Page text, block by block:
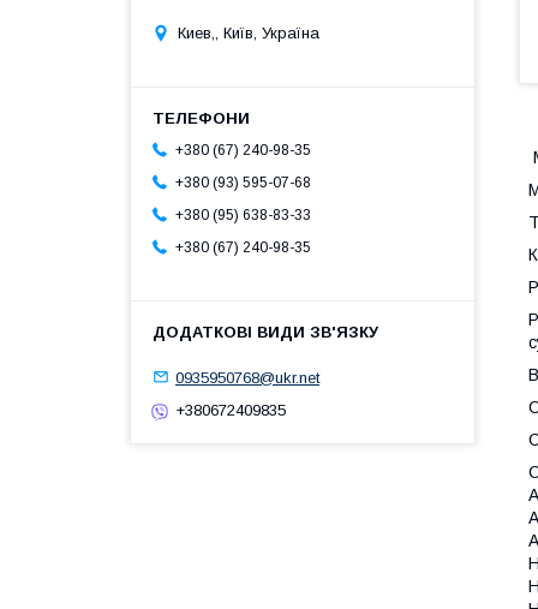
Киев,, Київ, Україна
+380 (67) 240-98-35
+380 (93) 595-07-68
+380 (95) 638-83-33
+380 (67) 240-98-35
0935950768@ukr.net
+380672409835